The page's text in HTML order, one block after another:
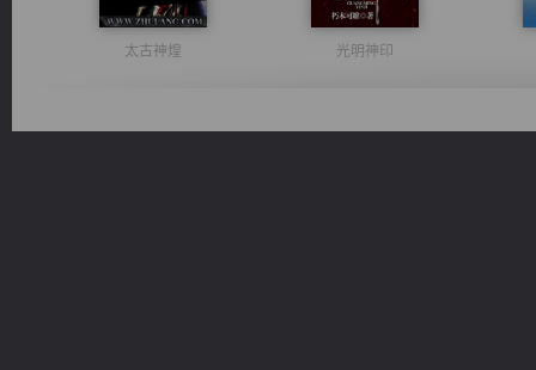
太古神煌 光明神印